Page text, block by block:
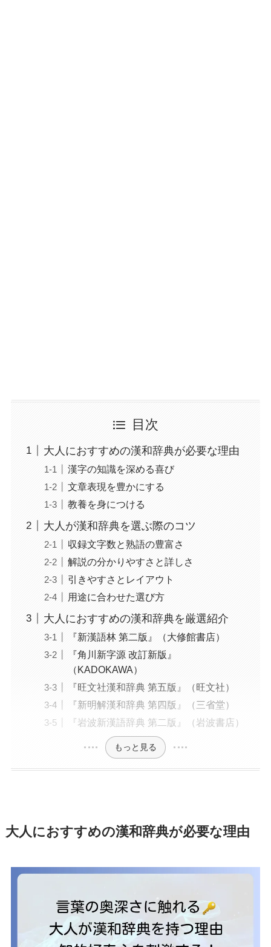
目次
大人におすすめの漢和辞典が必要な理由
漢字の知識を深める喜び
文章表現を豊かにする
教養を身につける
大人が漢和辞典を選ぶ際のコツ
収録文字数と熟語の豊富さ
解説の分かりやすさと詳しさ
引きやすさとレイアウト
用途に合わせた選び方
大人におすすめの漢和辞典を厳選紹介
『新漢語林 第二版』（大修館書店）
『角川新字源 改訂新版』
（KADOKAWA）
『旺文社漢和辞典 第五版』（旺文社）
『新明解漢和辞典 第四版』（三省堂）
『岩波新漢語辞典 第二版』（岩波書店）
もっと見る
大人におすすめの漢和辞典が必要な理由